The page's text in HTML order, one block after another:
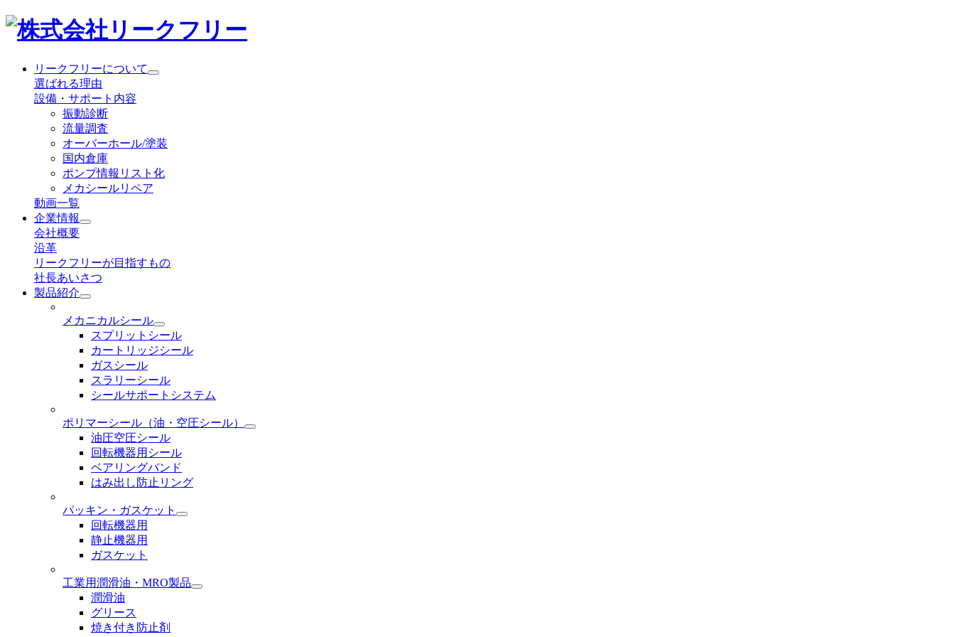
リークフリーについて
選ばれる理由
設備・サポート内容
振動診断
流量調査
オーバーホール/塗装
国内倉庫
ポンプ情報リスト化
メカシールリペア
動画一覧
企業情報
会社概要
沿革
リークフリーが目指すもの
社長あいさつ
製品紹介
メカニカルシール
スプリットシール
カートリッジシール
ガスシール
スラリーシール
シールサポートシステム
ポリマーシール （油・空圧シール）
油圧空圧シール
回転機器用シール
ベアリングバンド
はみ出し防止リング
パッキン・ガスケット
回転機器用
静止機器用
ガスケット
工業用潤滑油・MRO製品
潤滑油
グリース
焼き付き防止剤